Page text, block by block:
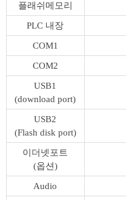
플래쉬메모리
PLC 내장
COM1
COM2
USB1
(download port)
USB2
(Flash disk port)
이더넷포트
(옵션)
Audio